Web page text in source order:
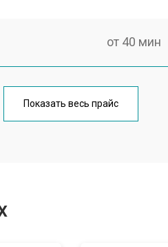
от 40 мин
от 70 мин
Показать весь прайс